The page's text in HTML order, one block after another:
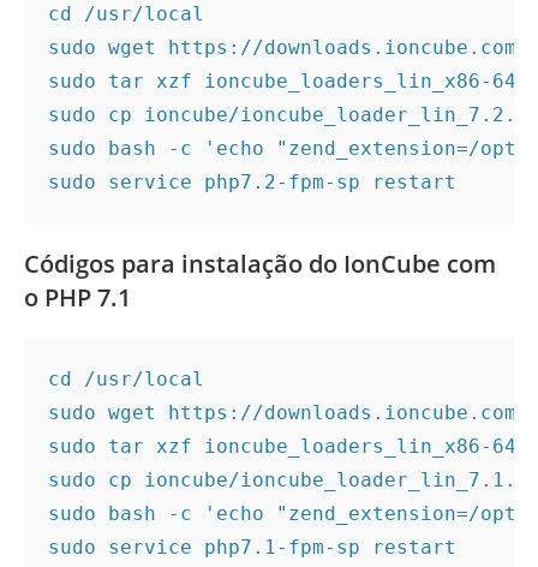
cd /usr/local
sudo wget https://
sudo tar xzf ioncube_loaders_lin_x86-
sudo cp ioncube/
sudo bash -c 'echo "zend_extension=/
sudo service php7.2-fpm-sp restart
Códigos para instalação do IonCube com
o PHP 7.1
cd /usr/local
sudo wget https://
sudo tar xzf ioncube_loaders_lin_x86-
sudo cp ioncube/
sudo bash -c 'echo "zend_extension=/
sudo service php7.1-fpm-sp restart